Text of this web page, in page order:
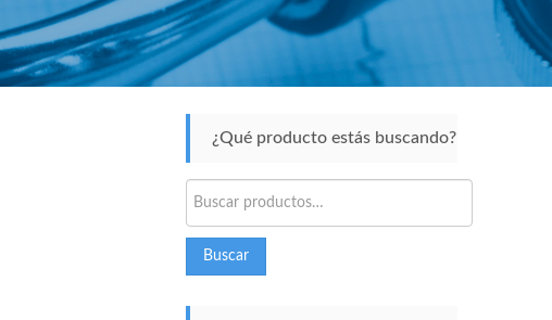
¿Qué producto estás buscando?
por:
Buscar